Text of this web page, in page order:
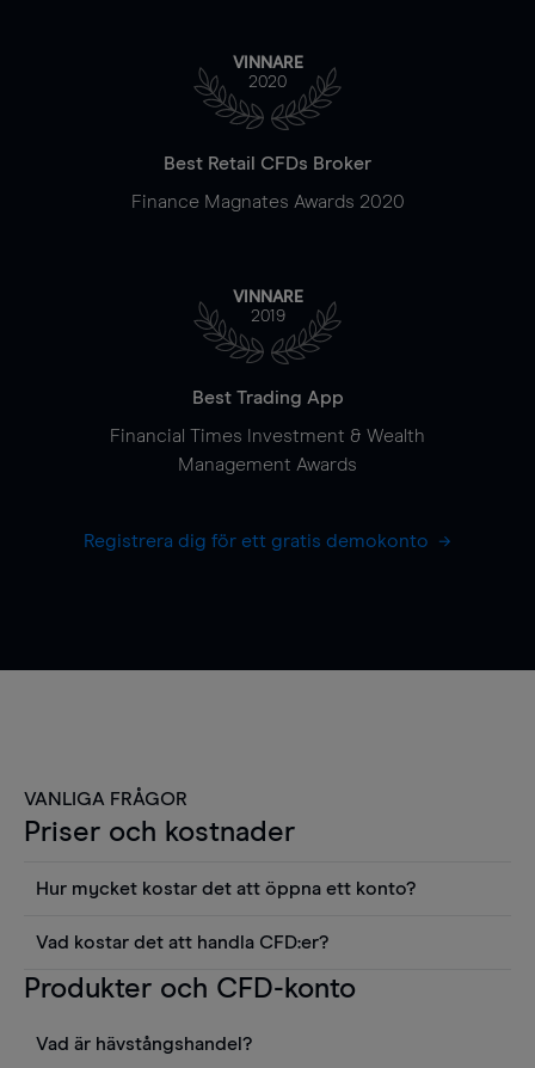
VINNARE
2020
Best Retail CFDs Broker
Finance Magnates Awards 2020
VINNARE
2019
Best Trading App
Financial Times Investment & Wealth
Management Awards
Registrera dig för ett gratis demokonto
VANLIGA FRÅGOR
Priser och kostnader
Hur mycket kostar det att öppna ett konto?
använda sådana verktyg som diagram, Reuters
aktierapporter utan kostnad.
Vad kostar det att handla CFD:er?
Det är en rad kostnader att tänka på när man
innehavskostnader (för positioner som hålls öppna
Produkter och CFD-konto
Vad är hävstångshandel?